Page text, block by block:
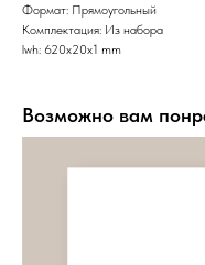
Формат: Прямоугольный
Комплектация: Из набора
lwh: 620x20x1 mm
Возможно вам